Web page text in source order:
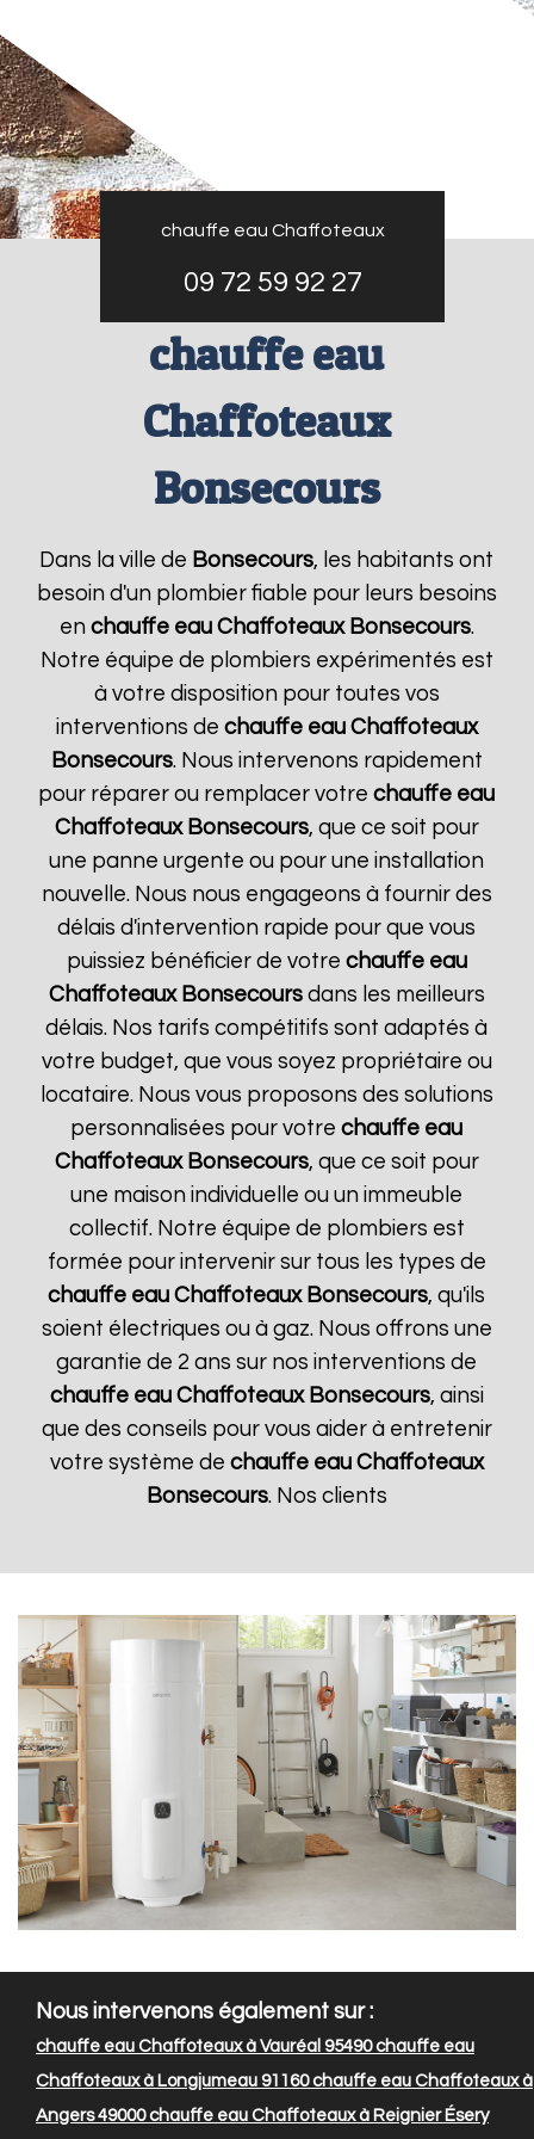
chauffe eau Chaffoteaux
09 72 59 92 27
chauffe eau
Chaffoteaux
Bonsecours
Dans la ville de Bonsecours, les habitants ont
besoin d'un plombier fiable pour leurs besoins
en chauffe eau Chaffoteaux Bonsecours.
Notre équipe de plombiers expérimentés est
à votre disposition pour toutes vos
interventions de chauffe eau Chaffoteaux
Bonsecours. Nous intervenons rapidement
pour réparer ou remplacer votrechauffe eau
Chaffoteaux Bonsecours, que ce soit pour
une panne urgente ou pour une installation
nouvelle. Nous nous engageons à fournir des
délais d'intervention rapide pour que vous
puissiez bénéficier de votre chauffe eau
Chaffoteaux Bonsecoursdans les meilleurs
délais. Nos tarifs compétitifs sont adaptés à
votre budget, que vous soyez propriétaire ou
locataire. Nous vous proposons des solutions
personnalisées pour votrechauffe eau
Chaffoteaux Bonsecours, que ce soit pour
une maison individuelle ou un immeuble
collectif. Notre équipe de plombiers est
formée pour intervenir sur tous les types de
chauffe eau Chaffoteaux Bonsecours, qu'ils
soient électriques ou à gaz. Nous offrons une
garantie de 2 ans sur nos interventions de
chauffe eau Chaffoteaux Bonsecours, ainsi
que des conseils pour vous aider à entretenir
votre système de chauffe eau Chaffoteaux
Bonsecours. Nos clients
Nous intervenons également sur :
chauffe eau Chaffoteaux à Vauréal 95490chauffe eau
Chaffoteaux à Longjumeau 91160chauffe eau Chaffoteaux à
Angers 49000chauffe eau Chaffoteaux à Reignier Ésery